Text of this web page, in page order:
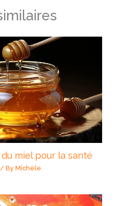
miel pour la santé
/ ByMichèle